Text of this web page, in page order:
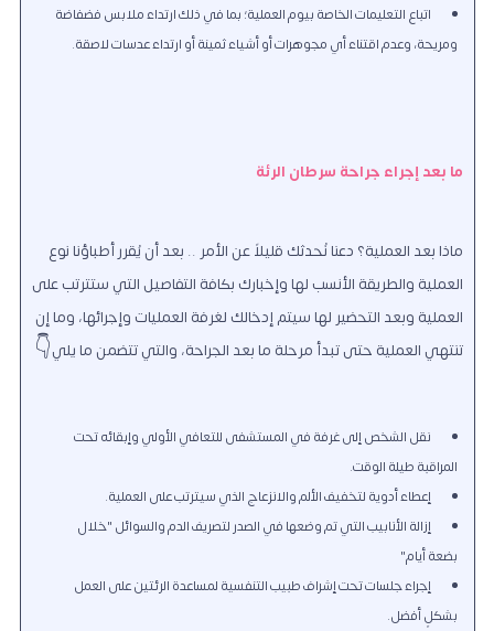
اتباع التعليمات الخاصة بيوم العملية؛ بما في ذلك ارتداء ملابس فضفاضة
ومريحة، وعدم اقتناء أي مجوهرات أو أشياء ثمينة أو ارتداء عدسات لاصقة.
ما بعد إجراء جراحة سرطان الرئة
ماذا بعد العملية؟ دعنا نُحدثك قليلاً عن الأمر .. بعد أن يُقرر أطباؤنا نوع
العملية والطريقة الأنسب لها وإخبارك بكافة التفاصيل التي ستترتب على
العملية وبعد التحضير لها سيتم إدخالك لغرفة العمليات وإجرائها، وما إن
تنتهي العملية حتى تبدأ مرحلة ما بعد الجراحة، والتي تتضمن ما يلي👇
نقل الشخص إلى غرفة في المستشفى للتعافي الأولي وإبقائه تحت
المراقبة طيلة الوقت.
إعطاء أدوية لتخفيف الألم والانزعاج الذي سيترتب على العملية.
إزالة الأنابيب التي تم وضعها في الصدر لتصريف الدم والسوائل "خلال
بضعة أيام"
إجراء جلسات تحت إشراف طبيب التنفسية لمساعدة الرئتين على العمل
بشكلٍ أفضل.